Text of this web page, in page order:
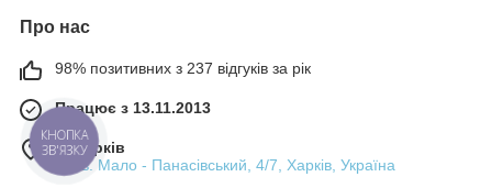
Про нас
98% позитивних з 237 відгуків за рік
Працює з 13.11.2013
м. Харків
пров. Мало - Панасівський, 4/7, Харків, Україна
КНОПКА
ЗВ'ЯЗКУ